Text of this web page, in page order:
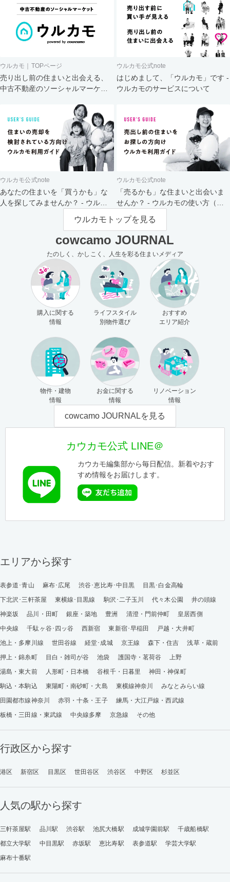
ウルカモ｜TOPページ
売り出し前の住まいと出会える、
中古不動産のソーシャルマーケッ
ウルカモ公式note
はじめまして、「ウルカモ」です -
ウルカモのサービスについて
ウルカモ公式note
あなたの住まいを「買うかも」な
人を探してみませんか？ - ウルカ
ウルカモ公式note
「売るかも」な住まいと出会いま
せんか？ - ウルカモの使い方（買
主さま向け）
ウルカモトップを見る
cowcamo JOURNAL
たのしく、かしこく、人生を彩る住まいメディア
購入に関する
情報
ライフスタイル
別物件選び
おすすめ
エリア紹介
物件・建物
情報
お金に関する
情報
リノベーション
情報
cowcamo JOURNALを見る
カウカモ公式 LINE＠
カウカモ編集部から毎日配信。新着やおす
すめ情報をお届けします。
エリアから探す
表参道･青山 麻布･広尾 渋谷･恵比寿･中目黒
目黒･白金高輪
下北沢･三軒茶屋
東横線･目黒線 駒沢･二子玉川 代々木公園
井の頭線
神楽坂
品川・田町 銀座・築地 豊洲 清澄・門前仲町
皇居西側
中央線
千駄ヶ谷･四ッ谷 西新宿 東新宿･早稲田
戸越・大井町
池上・多摩川線
世田谷線 経堂･成城 京王線 森下・住吉
浅草・蔵前
押上・錦糸町
目白・雑司が谷 池袋 護国寺・茗荷谷
上野
湯島・東大前
人形町・日本橋 谷根千・日暮里
神田・神保町
駒込・本駒込
東陽町・南砂町・大島 東横線神奈川
みなとみらい線
田園都市線神奈川
赤羽・十条・王子
練馬・大江戸線・西武線
板橋・三田線・東武線
中央線多摩 京急線 その他
行政区から探す
港区 新宿区 目黒区 世田谷区 渋谷区 中野区 杉並区
人気の駅から探す
三軒茶屋駅 品川駅 渋谷駅 池尻大橋駅 成城学園前駅
千歳船橋駅
都立大学駅
中目黒駅 赤坂駅 恵比寿駅 表参道駅
学芸大学駅
麻布十番駅